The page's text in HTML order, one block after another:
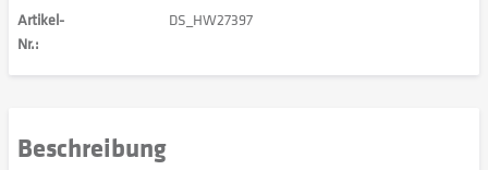
Artikel-
Nr.:
DS_HW27397
Beschreibung